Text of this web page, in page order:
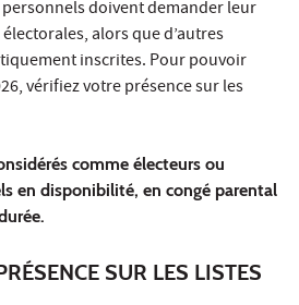
doivent demander leur
alors que d’autres
inscrites. Pour pouvoir
vérifiez votre présence sur les
comme électeurs ou
en disponibilité, en congé parental
SUR LES LISTES